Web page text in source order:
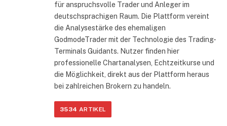
für anspruchsvolle Trader und Anleger im
deutschsprachigen Raum. Die Plattform vereint
die Analysestärke des ehemaligen
GodmodeTrader mit der Technologie des Trading-
Terminals Guidants. Nutzer finden hier
professionelle Chartanalysen, Echtzeitkurse und
die Möglichkeit, direkt aus der Plattform heraus
bei zahlreichen Brokern zu handeln.
3534 ARTIKEL